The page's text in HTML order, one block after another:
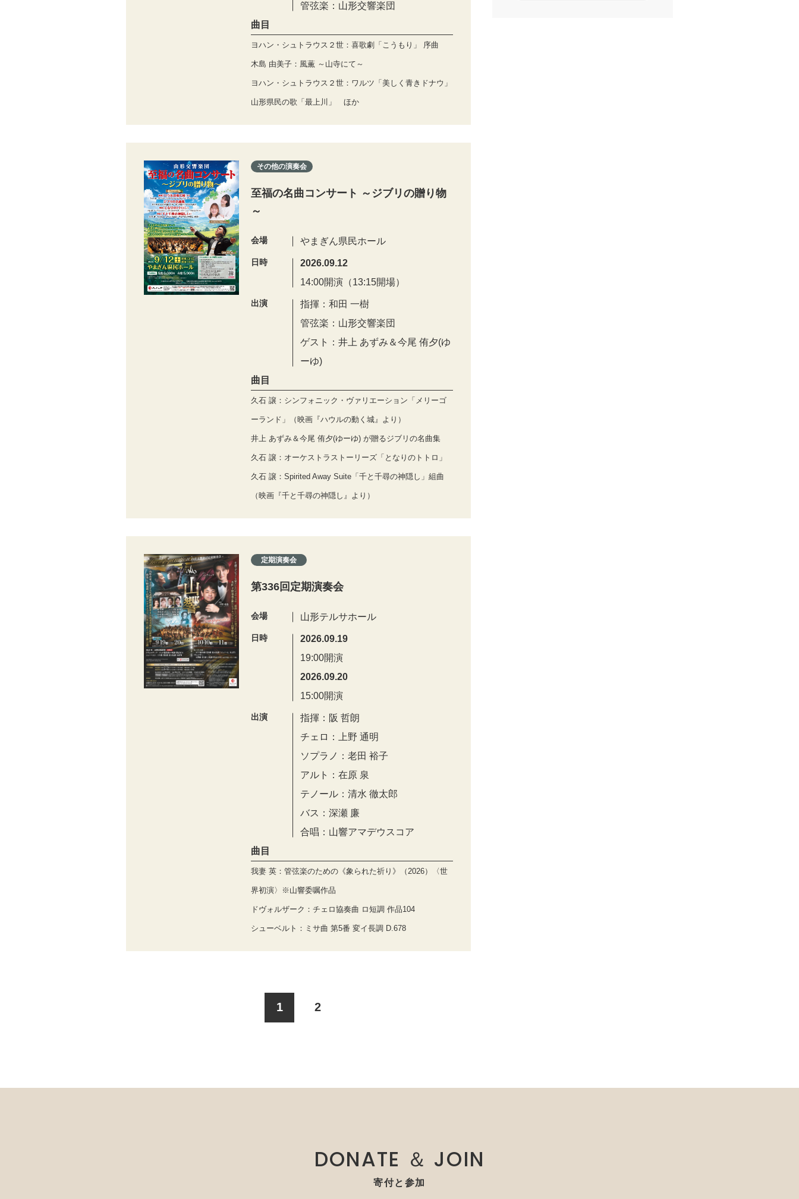
管弦楽：山形交響楽団
曲目
ヨハン・シュトラウス２世：喜歌劇「こうもり」 序曲
木島 由美子：風薫 ～山寺にて～
ヨハン・シュトラウス２世：ワルツ「美しく青きドナウ」
山形県民の歌「最上川」 ほか
その他の演奏会
至福の名曲コンサート ～ジブリの贈り物
～
会場 やまぎん県民ホール
日時
2026.09.12
14:00開演（13:15開場）
出演
指揮：和田 一樹
管弦楽：山形交響楽団
ゲスト：井上 あずみ＆今尾 侑夕(ゆ
ーゆ)
曲目
久石 譲：シンフォニック・ヴァリエーション「メリーゴ
ーランド」（映画『ハウルの動く城』より）
井上 あずみ＆今尾 侑夕(ゆーゆ) が贈るジブリの名曲集
久石 譲：オーケストラストーリーズ「となりのトトロ」
久石 譲：Spirited Away Suite「千と千尋の神隠し」組曲
（映画『千と千尋の神隠し』より）
定期演奏会
第336回定期演奏会
会場 山形テルサホール
日時
2026.09.19
19:00開演
2026.09.20
15:00開演
出演
指揮：阪 哲朗
チェロ：上野 通明
ソプラノ：老田 裕子
アルト：在原 泉
テノール：清水 徹太郎
バス：深瀬 廉
合唱：山響アマデウスコア
曲目
我妻 英：管弦楽のための《象られた祈り》（2026）〈世
界初演〉※山響委嘱作品
ドヴォルザーク：チェロ協奏曲 ロ短調 作品104
シューベルト：ミサ曲 第5番 変イ長調 D.678
1 2
DONATE ＆ JOIN
寄付と参加